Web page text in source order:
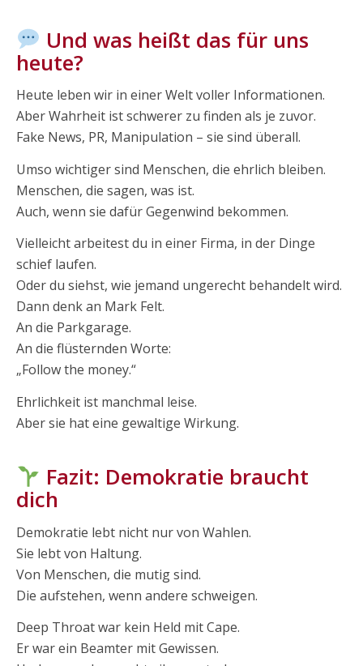
Und was heißt das für uns
heute?
Heute leben wir in einer Welt voller Informationen.
Aber Wahrheit ist schwerer zu finden als je zuvor.
Fake News, PR, Manipulation – sie sind überall.
Umso wichtiger sind Menschen, die ehrlich bleiben.
Menschen, die sagen, was ist.
Auch, wenn sie dafür Gegenwind bekommen.
Vielleicht arbeitest du in einer Firma, in der Dinge
schief laufen.
Oder du siehst, wie jemand ungerecht behandelt wird.
Dann denk an Mark Felt.
An die Parkgarage.
An die flüsternden Worte:
„Follow the money.“
Ehrlichkeit ist manchmal leise.
Aber sie hat eine gewaltige Wirkung.
Fazit: Demokratie braucht
dich
Demokratie lebt nicht nur von Wahlen.
Sie lebt von Haltung.
Von Menschen, die mutig sind.
Die aufstehen, wenn andere schweigen.
Deep Throat war kein Held mit Cape.
Er war ein Beamter mit Gewissen.